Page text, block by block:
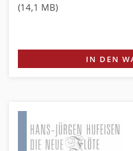
(14,1 MB)
IN DEN